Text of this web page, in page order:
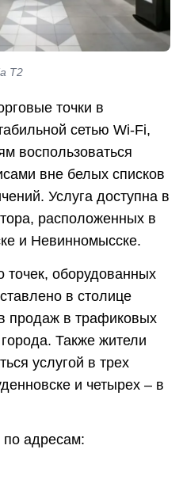
Т2
точки в
сетью Wi-Fi,
воспользоваться
вне белых списков
Услуга доступна в
расположенных в
и Невинномысске.
точек, оборудованных
в столице
продаж в трафиковых
Также жители
услугой в трех
и четырех – в
адресам: